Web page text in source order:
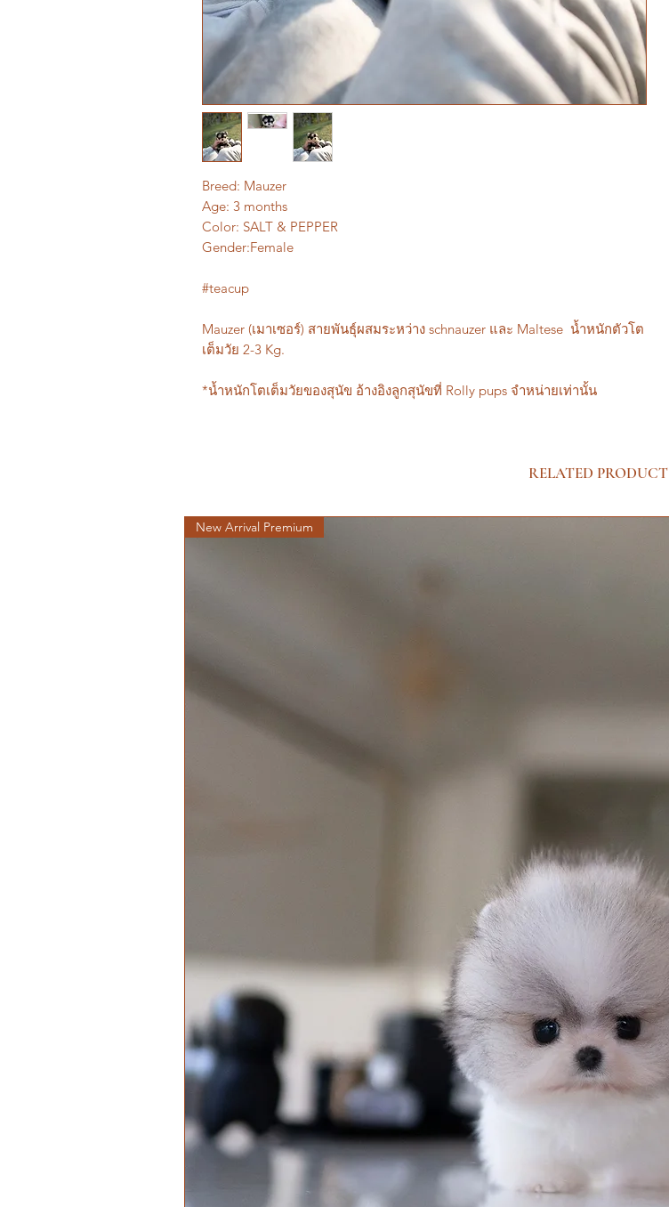
Breed: Mauzer
Age: 3 months
Color: SALT & PEPPER
Gender:Female
#teacup
Mauzer (เมาเซอร์) สายพันธุ์ผสมระหว่าง schnauzer และ Maltese น้ำหนักตัวโต
เต็มวัย 2-3 Kg.
*น้ำหนักโตเต็มวัยของสุนัข อ้างอิงลูกสุนัขที่ Rolly pups จำหน่ายเท่านั้น
RELATED PRODUCT
New Arrival Premium